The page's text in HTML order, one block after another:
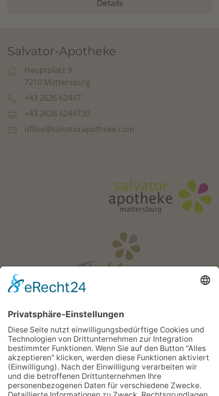
Details
Salvator-Apotheke
Hauptplatz 9
7210 Mattersburg
+43 2626 62447
+43 2626 6244730
office@salvatorapotheke.com
Öffnungszeiten
Mo - Fr:
08:00 - 18:00 Uhr
Sa:
08:00 - 12:00 Uhr
Apotheken Notdienst: